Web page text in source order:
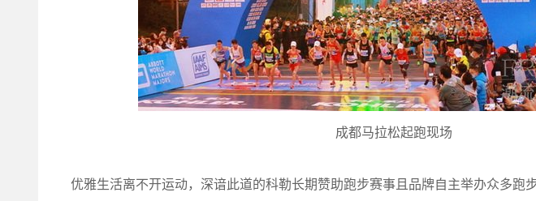
成都马拉松起跑现场
优雅生活离不开运动，深谙此道的科勒长期赞助跑步赛事且品牌自主举办众多跑